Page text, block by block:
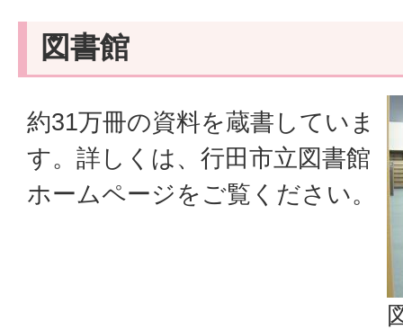
図書館
約31万冊の資料を蔵書していま
す。詳しくは、行田市立図書館
ホームページをご覧ください。